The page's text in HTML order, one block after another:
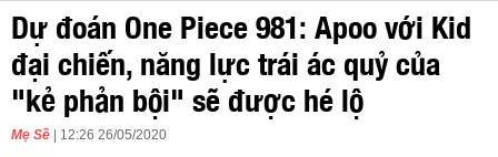
Dự đoán One Piece 981: Apoo với Kid
đại chiến, năng lực trái ác quỷ của
"kẻ phản bội" sẽ được hé lộ
Mẹ Sề | 12:26 26/05/2020